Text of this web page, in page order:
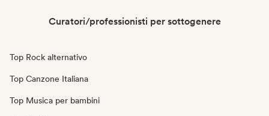
Curatori/professionisti per sottogenere
Top Rock alternativo
Top Canzone Italiana
Top Musica per bambini